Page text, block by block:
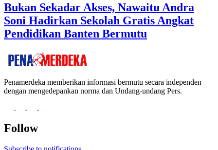
Bukan Sekadar Akses, Nawaitu Andra
Soni Hadirkan Sekolah Gratis Angkat
Pendidikan Banten Bermutu
Penamerdeka memberikan informasi bermutu secara independen
dengan mengedepankan norma dan Undang-undang Pers.
Follow